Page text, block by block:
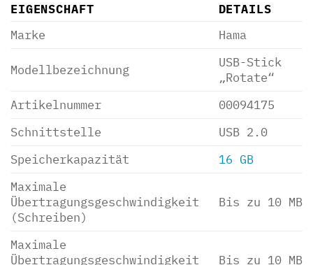
EIGENSCHAFT
DETAILS
Marke
Hama
Modellbezeichnung
USB-Stick
„Rotate“
Artikelnummer
00094175
Schnittstelle
USB 2.0
Speicherkapazität
16 GB
Maximale
Übertragungsgeschwindigkeit
(Schreiben)
Bis zu 10 MB/
Maximale
Übertragungsgeschwindigkeit
Bis zu 10 MB/